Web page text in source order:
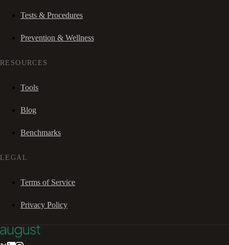
Tests & Procedures
Prevention & Wellness
RESOURCES
Tools
Blog
Benchmarks
LEGAL
Terms of Service
Privacy Policy